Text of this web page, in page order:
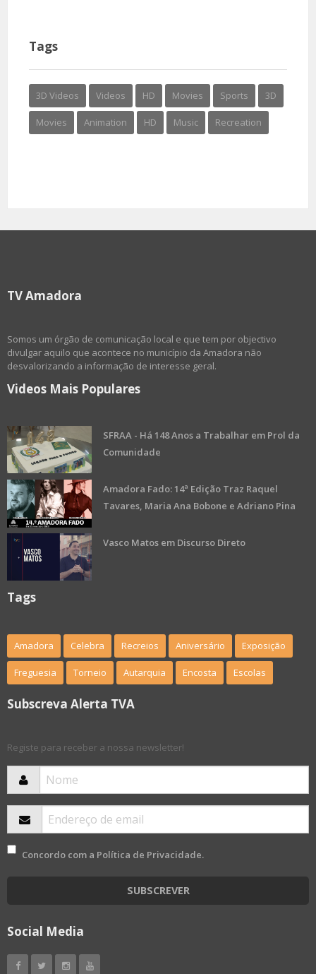
Tags
3D Videos Videos HD Movies Sports 3D
Movies Animation HD Music Recreation
TV Amadora
Somos um órgão de comunicação local e que tem por objectivo
divulgar aquilo que acontece no município da Amadora não
desvalorizando a informação de interesse geral.
Videos Mais Populares
SFRAA - Há 148 Anos a Trabalhar em Prol da
Comunidade
Amadora Fado: 14ª Edição Traz Raquel
Tavares, Maria Ana Bobone e Adriano Pina
Vasco Matos em Discurso Direto
Tags
Amadora Celebra Recreios Aniversário Exposição
Freguesia Torneio Autarquia Encosta Escolas
Subscreva Alerta TVA
Registe para receber a nossa newsletter!
Concordo com a Política de Privacidade.
SUBSCREVER
Social Media